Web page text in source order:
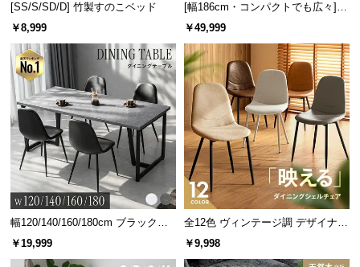
[SS/S/SD/D] 竹製すのこベッド
￥8,999
[幅186cm・コンパクトでも広々] 3
人掛けソファベッド リクライニン
￥49,999
幅120/140/160/180cm ブラックフ
レーム ダイニング 大理石調 4人掛
￥19,999
全12色 ヴィンテージ調 デザイナー
ズシェルチェア
￥9,998